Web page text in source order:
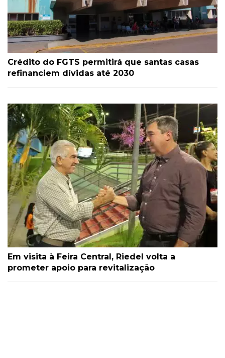
Crédito do FGTS permitirá que santas casas
refinanciem dívidas até 2030
Em visita à Feira Central, Riedel volta a
prometer apoio para revitalização